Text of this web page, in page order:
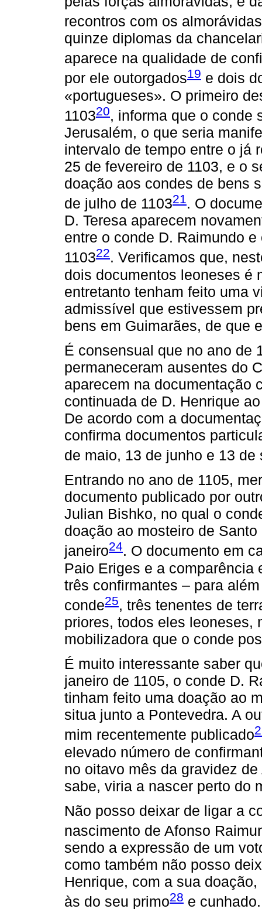
recontros com os
quinze diplomas da
aparece na qualidade de
por ele outorgados19 e dois
«portugueses». O primeiro
110320, informa que o conde
Jerusalém, o que seria
intervalo de tempo entre o já
25 de fevereiro de 1103, e o
doação aos condes de bens
de julho de 110321. O
D. Teresa aparecem
entre o conde D. Raimundo
110322. Verificamos que,
dois documentos leoneses é
entretanto tenham feito uma
admissível que estivessem
bens em Guimarães, de que
É consensual que no ano de
permaneceram ausentes do
aparecem na documentação
continuada de D. Henrique
De acordo com a
confirma documentos
de maio, 13 de junho e 13 de
Entrando no ano de 1105,
documento publicado por
Julian Bishko, no qual o
doação ao mosteiro de
janeiro24. O documento em
Paio Eriges e a comparência
três confirmantes – para
conde25, três tenentes de
priores, todos eles leoneses,
mobilizadora que o conde
É muito interessante saber
janeiro de 1105, o conde D.
tinham feito uma doação ao
situa junto a Pontevedra. A
mim recentemente publicado
elevado número de
no oitavo mês da gravidez
sabe, viria a nascer perto do
Não posso deixar de ligar a
nascimento de Afonso
sendo a expressão de um
como também não posso
Henrique, com a sua
às do seu primo28 e